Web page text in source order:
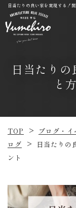
日当たりの良い家を実現する！
日当たりの
と
TOP ブログ・
ログ
日当たりの
ント